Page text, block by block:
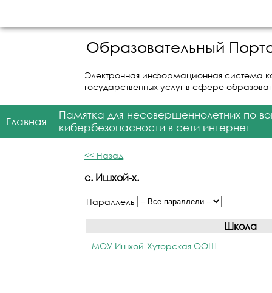
Образовательный
Электронная информационная система
государственных услуг в сфере
Главная
Памятка для несовершеннолетних по
кибербезопасности в сети интернет
<< Назад
с. Ишхой-х.
Параллель
Школа
МОУ Ишхой-Хуторская ООШ